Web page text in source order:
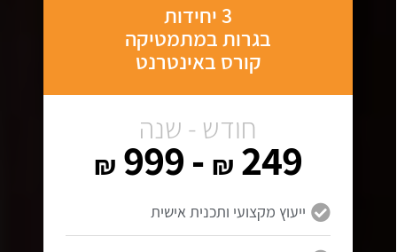
3 יחידות
בגרות במתמטיקה
קורס באינטרנט
חודש - שנה
249
₪
- 999
₪
ייעוץ מקצועי ותכנית אישית